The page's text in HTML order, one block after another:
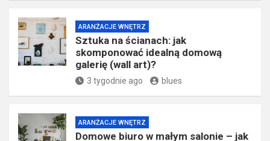
ARANŻACJE WNĘTRZ
Sztuka na ścianach: jak
skomponować idealną domową
galerię (wall art)?
3 tygodnie ago blues
ARANŻACJE WNĘTRZ
Domowe biuro w małym salonie – jak